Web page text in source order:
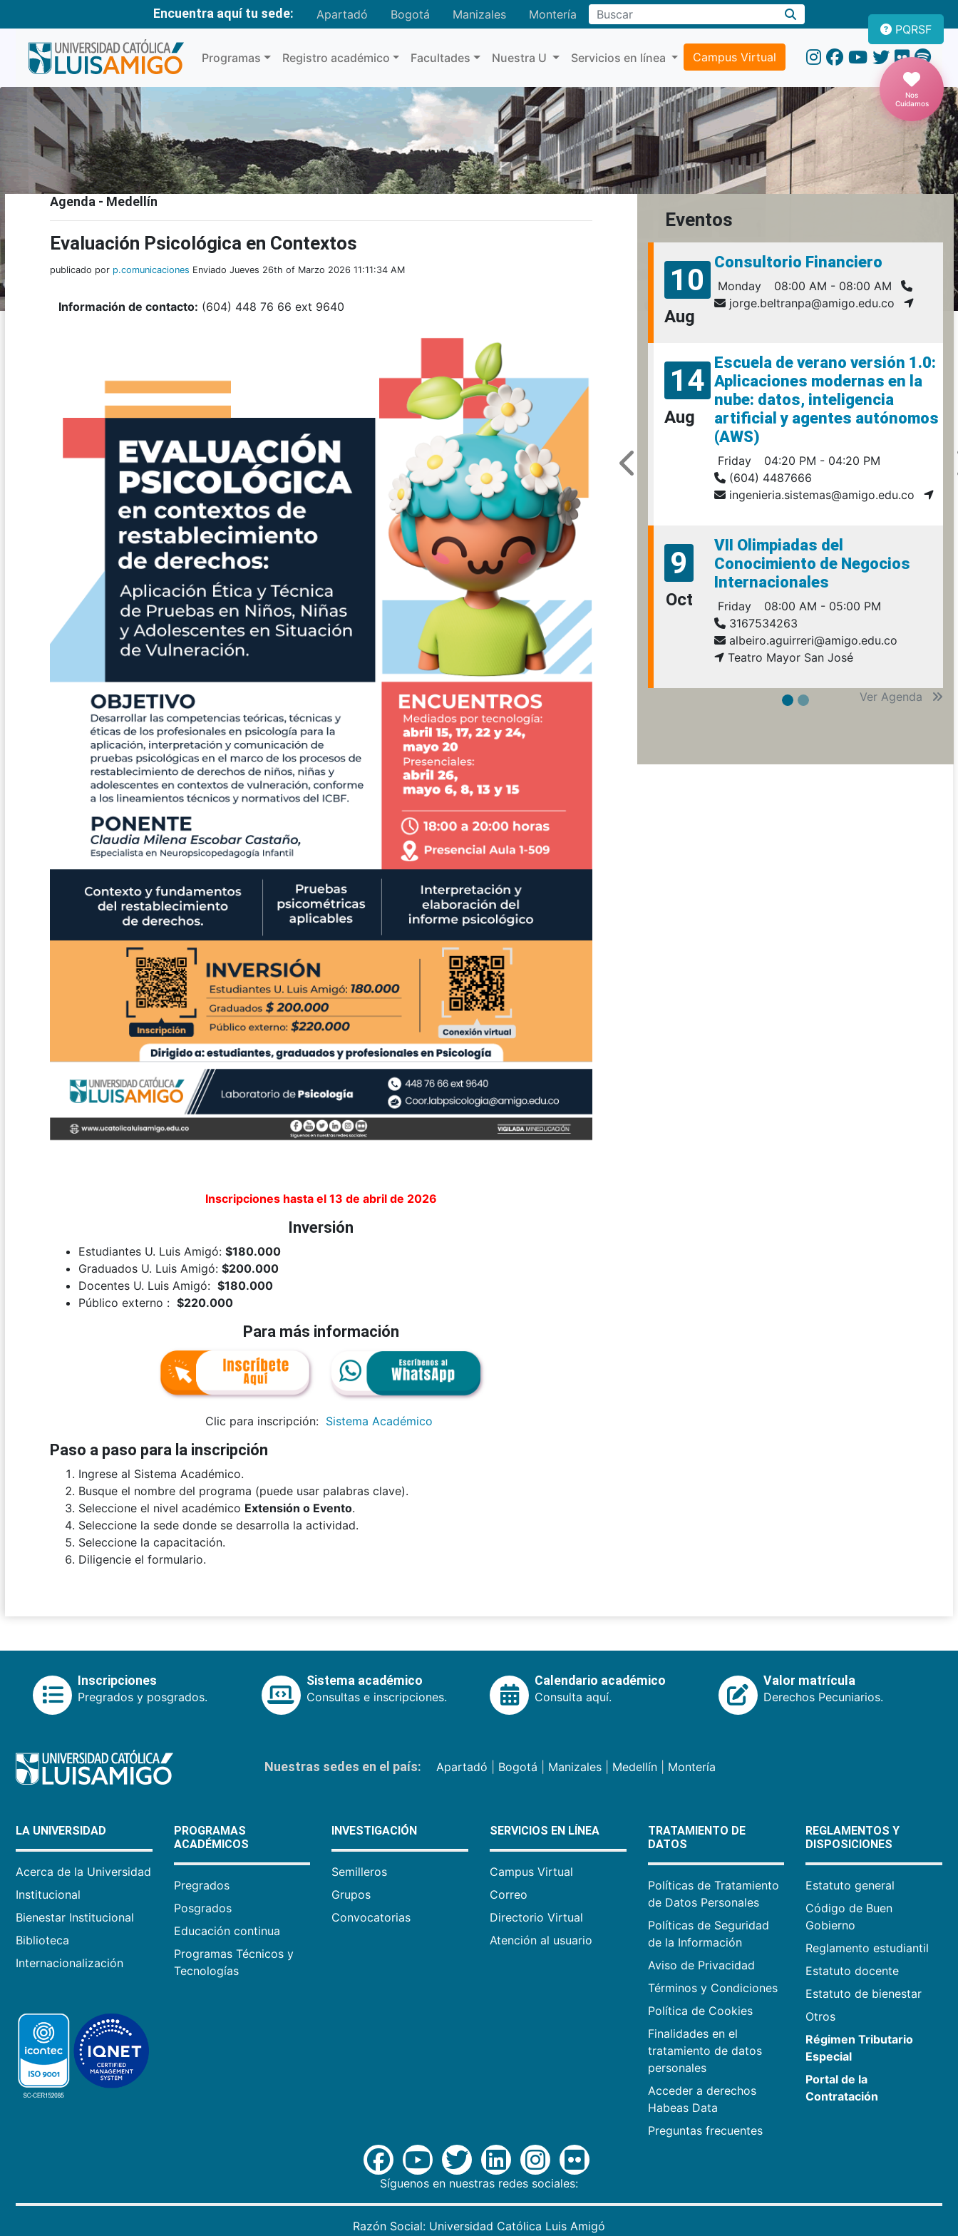
Encuentra aquí tu sede: Apartadó Bogotá Manizales MonteríaBuscar
Programas Registro académico Facultades Nuestra U Servicios en línea Campus Virtual
PQRSF
Nos
Cuidamos
Agenda - Medellín
Evaluación Psicológica en Contextos
publicado por p.comunicaciones Enviado Jueves 26th of Marzo 2026 11:11:34 AM
Información de contacto: (604) 448 76 66 ext 9640
Inscripciones hasta el 13 de abril de 2026
Inversión
Estudiantes U. Luis Amigó: $180.000
Graduados U. Luis Amigó: $200.000
Docentes U. Luis Amigó: $180.000
Público externo : $220.000
Para más información
Clic para inscripción: Sistema Académico
Paso a paso para la inscripción
Ingrese al Sistema Académico.
Busque el nombre del programa (puede usar palabras clave).
Seleccione el nivel académico Extensión o Evento.
Seleccione la sede donde se desarrolla la actividad.
Seleccione la capacitación.
Diligencie el formulario.
Eventos
10
Aug
Consultorio Financiero
Monday
08:00 AM - 08:00 AM
jorge.beltranpa@amigo.edu.co
14
Aug
Escuela de verano versión 1.0:
Aplicaciones modernas en la
nube: datos, inteligencia
artificial y agentes autónomos
(AWS)
Friday
04:20 PM - 04:20 PM
(604) 4487666
ingenieria.sistemas@amigo.edu.co
9
Oct
VII Olimpiadas del
Conocimiento de Negocios
Internacionales
Friday
08:00 AM - 05:00 PM
3167534263
albeiro.aguirreri@amigo.edu.co
Teatro Mayor San José
Ver Agenda
Inscripciones
Pregrados y posgrados.
Sistema académico
Consultas e inscripciones.
Calendario académico
Consulta aquí.
Valor matrícula
Derechos Pecuniarios.
Nuestras sedes en el país: Apartadó Bogotá Manizales| Medellín| Montería
LA UNIVERSIDAD
Acerca de la Universidad
Institucional
Bienestar Institucional
Biblioteca
Internacionalización
PROGRAMAS
ACADÉMICOS
Pregrados
Posgrados
Educación continua
Programas Técnicos y
Tecnologías
INVESTIGACIÓN
Semilleros
Grupos
Convocatorias
SERVICIOS EN LÍNEA
Campus Virtual
Correo
Directorio Virtual
Atención al usuario
TRATAMIENTO DE
DATOS
Políticas de Tratamiento
de Datos Personales
Políticas de Seguridad
de la Información
Aviso de Privacidad
Términos y Condiciones
Política de Cookies
Finalidades en el
tratamiento de datos
personales
Acceder a derechos
Habeas Data
Preguntas frecuentes
REGLAMENTOS Y
DISPOSICIONES
Estatuto general
Código de Buen
Gobierno
Reglamento estudiantil
Estatuto docente
Estatuto de bienestar
Otros
Régimen Tributario
Especial
Portal de la
Contratación
Síguenos en nuestras redes sociales:
Razón Social: Universidad Católica Luis Amigó